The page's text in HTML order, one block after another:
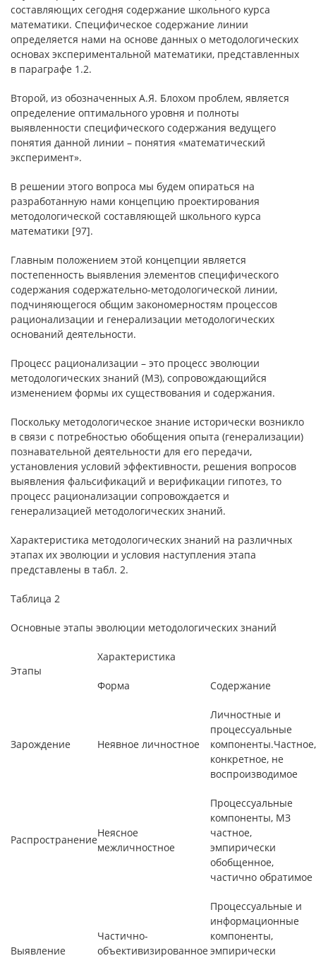
составляющих сегодня содержание школьного курса
математики. Специфическое содержание линии
определяется нами на основе данных о методологических
основах экспериментальной математики, представленных
в параграфе 1.2.
Второй, из обозначенных А.Я. Блохом проблем, является
определение оптимального уровня и полноты
выявленности специфического содержания ведущего
понятия данной линии – понятия «математический
эксперимент».
В решении этого вопроса мы будем опираться на
разработанную нами концепцию проектирования
методологической составляющей школьного курса
математики [97].
Главным положением этой концепции является
постепенность выявления элементов специфического
содержания содержательно-методологической линии,
подчиняющегося общим закономерностям процессов
рационализации и генерализации методологических
оснований деятельности.
Процесс рационализации – это процесс эволюции
методологических знаний (МЗ), сопровождающийся
изменением формы их существования и содержания.
Поскольку методологическое знание исторически возникло
в связи с потребностью обобщения опыта (генерализации)
познавательной деятельности для его передачи,
установления условий эффективности, решения вопросов
выявления фальсификаций и верификации гипотез, то
процесс рационализации сопровождается и
генерализацией методологических знаний.
Характеристика методологических знаний на различных
этапах их эволюции и условия наступления этапа
представлены в табл. 2.
Таблица 2
Основные этапы эволюции методологических знаний
Этапы
Характеристика
Форма Содержание
Зарождение Неявное личностное
Личностные и
процессуальные
компоненты.Частное,
конкретное, не
воспроизводимое
Распространение
Неясное
межличностное
Процессуальные
компоненты, МЗ
частное,
эмпирически
обобщенное,
частично обратимое
Выявление
Частично-
объективизированное
Процессуальные и
информационные
компоненты,
эмпирически